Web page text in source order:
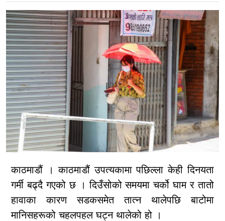
काठमाडौं । काठमाडौं उपत्यकामा पछिल्ला केही दिनयता
गर्मी बढ्दै गएको छ । दिउँसोको समयमा चर्को घाम र तातो
हावाका कारण सडकसमेत तात्न थालेपछि बाटोमा
मानिसहरूको चहलपहल घट्न थालेको हो ।